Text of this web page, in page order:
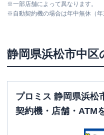
※一部店舗によって異なります。
※自動契約機の場合は年中無休（年
静岡県浜松市中区
プロミス 静岡県浜松
契約機・店舗・ATM